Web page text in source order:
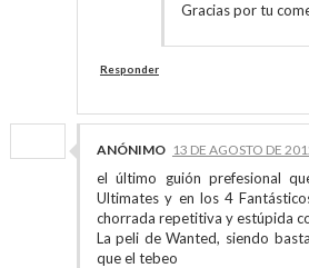
Gracias por tu
Responder
ANÓNIMO 13 DE AGOSTO DE
el último guión prefesional
Ultimates y en los 4
chorrada repetitiva y estúpida
La peli de Wanted, siendo
que el tebeo